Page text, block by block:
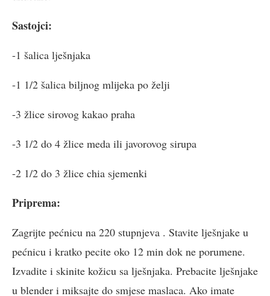
Sastojci:
-1 šalica lješnjaka
-1 1/2 šalica biljnog mlijeka po želji
-3 žlice sirovog kakao praha
-3 1/2 do 4 žlice meda ili javorovog sirupa
-2 1/2 do 3 žlice chia sjemenki
Priprema:
Zagrijte pećnicu na 220 stupnjeva . Stavite lješnjake u
pećnicu i kratko pecite oko 12 min dok ne porumene.
Izvadite i skinite kožicu sa lješnjaka. Prebacite lješnjake
u blender i miksajte do smjese maslaca. Ako imate